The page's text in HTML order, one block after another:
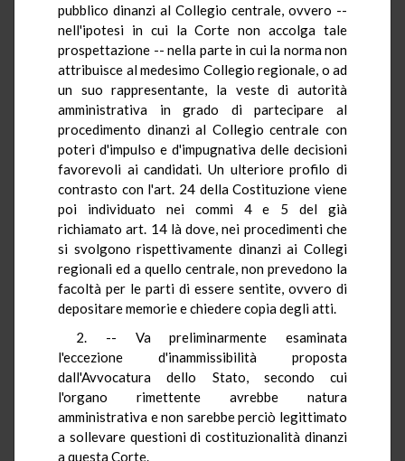
pubblico dinanzi al Collegio centrale, ovvero --
nell'ipotesi in cui la Corte non accolga tale
prospettazione -- nella parte in cui la norma non
attribuisce al medesimo Collegio regionale, o ad
un suo rappresentante, la veste di autorità
amministrativa in grado di partecipare al
procedimento dinanzi al Collegio centrale con
poteri d'impulso e d'impugnativa delle decisioni
favorevoli ai candidati. Un ulteriore profilo di
contrasto con l'art. 24 della Costituzione viene
poi individuato nei commi 4 e 5 del già
richiamato art. 14 là dove, nei procedimenti che
si svolgono rispettivamente dinanzi ai Collegi
regionali ed a quello centrale, non prevedono la
facoltà per le parti di essere sentite, ovvero di
depositare memorie e chiedere copia degli atti.
2. -- Va preliminarmente esaminata
l'eccezione d'inammissibilità proposta
dall'Avvocatura dello Stato, secondo cui
l'organo rimettente avrebbe natura
amministrativa e non sarebbe perciò legittimato
a sollevare questioni di costituzionalità dinanzi
a questa Corte.